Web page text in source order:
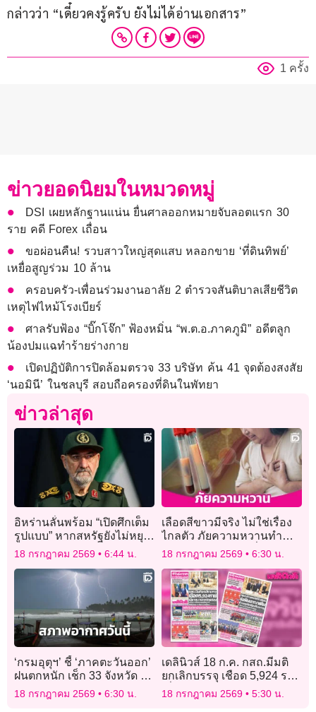
กล่าวว่า “เดี๋ยวคงรู้ครับ ยังไม่ได้อ่านเอกสาร”
1 ครั้ง
ข่าวยอดนิยมในหมวดหมู่
DSI เผยหลักฐานแน่น ยื่นศาลออกหมายจับลอตแรก 30
ราย คดี Forex เถื่อน
ขอผ่อนคืน! รวบสาวใหญ่สุดแสบ หลอกขาย ‘ที่ดินทิพย์’
เหยื่อสูญร่วม 10 ล้าน
ครอบครัว-เพื่อนร่วมงานอาลัย 2 ตำรวจสันติบาลเสียชีวิต
เหตุไฟไหม้โรงเบียร์
ศาลรับฟ้อง “บิ๊กโจ๊ก” ฟ้องหมิ่น “พ.ต.อ.ภาคภูมิ” อดีตลูก
น้องปมแฉทำร้ายร่างกาย
เปิดปฏิบัติการปิดล้อมตรวจ 33 บริษัท ค้น 41 จุดต้องสงสัย
‘นอมินี’ ในชลบุรี สอบถือครองที่ดินในพัทยา
ข่าวล่าสุด
อิหร่านลั่นพร้อม “เปิดศึกเต็ม
รูปแบบ” หากสหรัฐยังไม่หยุด
โจมตี
18 กรกฎาคม 2569 6:44 น.
เลือดสีขาวมีจริง ไม่ใช่เรื่อง
ไกลตัว ภัยความหวานทำ
ไตรกลีเซอไรด์สูง เสี่ยงตับ
อ่อนอักเสบถึงชีวิต
18 กรกฎาคม 2569 6:30 น.
‘กรมอุตุฯ’ ชี้ ‘ภาคตะวันออก’
ฝนตกหนัก เช็ก 33 จังหวัด มี
ฝนฟ้าคะนองบางแห่ง ‘กทม.’
เจอฝน 40%
18 กรกฎาคม 2569 6:30 น.
เดลินิวส์ 18 ก.ค. กสถ.มีมติ
ยกเลิกบรรจุ เชือด 5,924 ราย
เอี่ยวขบวนการโกงสอบ
18 กรกฎาคม 2569 5:30 น.